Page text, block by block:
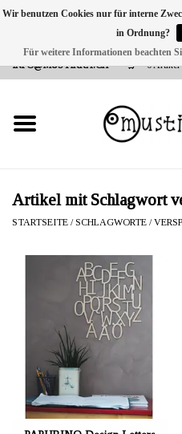
VERSANDKOSTEN 0 CHF
INFO@MUSTIKKA.CH
0 Artikel
NEU BEI UNS
SHOP - A PIECE OF
FINLAND FOR YOU
Artikel mit Schlagwort
STARTSEITE /SCHLAGWORTE /
Wir benutzen Cookies nur für interne
in Ordnung?
Für weitere Informationen beachten